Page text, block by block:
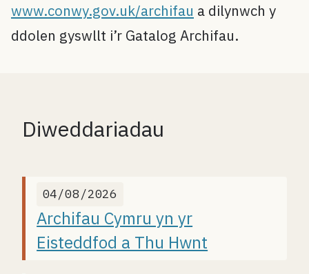
www.conwy.gov.uk/archifau a dilynwch y
ddolen gyswllt i’r Gatalog Archifau.
Diweddariadau
04/08/2026
Archifau Cymru yn yr
Eisteddfod a Thu Hwnt